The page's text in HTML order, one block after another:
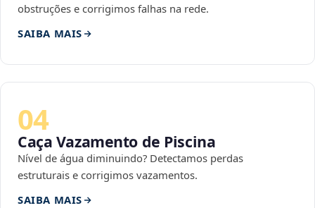
obstruções e corrigimos falhas na rede.
SAIBA MAIS
04
Caça Vazamento de Piscina
Nível de água diminuindo? Detectamos perdas
estruturais e corrigimos vazamentos.
SAIBA MAIS